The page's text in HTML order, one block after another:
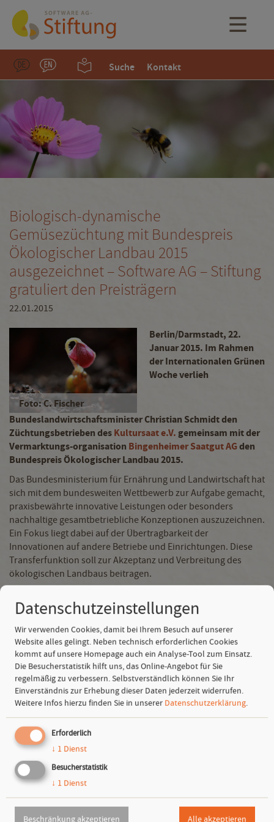
Suche Kontakt
Biologisch-dynamische
Gemüsezüchtung mit Bundespreis
Ökologischer Landbau 2015
ausgezeichnet – Software AG – Stiftung
gratuliert den Preisträgern
22.01.2015
Foto: C. Fischer
Berlin/Darmstadt, 22.
Januar 2015. Im Rahmen
der Internationalen Grünen
Woche verlieh
Bundeslandwirtschaftsminister Christian Schmidt den
Züchtungsbetrieben desKultursaat e.V.gemeinsam mit der
Vermarktungs-organisation Bingenheimer Saatgut AGden
Bundespreis Ökologischer Landbau 2015.
Das Bundesministerium für Ernährung und Landwirtschaft hat
sich mit dem bundesweiten Wettbewerb zur Aufgabe gemacht,
praxisbewährte innovative Leistungen oder besonders
nachhaltige gesamtbetriebliche Konzeptionen auszuzeichnen.
Ein Fokus liegt dabei auf der Übertragbarkeit der
Innovationen auf andere Betriebe und Einrichtungen. Diese
Transferfunktion soll zur Akzeptanz und Verbreitung des
ökologischen Landbaus beitragen.
denn sie setzen sich für das Saatgut als Kulturgut ein, das für
alle zugänglich ist“, betont Sebastian Bauer, Projektleiter bei
der Software AG – Stiftung, anlässlich der Preisverleihung.
Damit werde mit überzeugenden Alternativen und
Züchtungsmethoden dem Verlust von Biodiversität im
Gemüsebau sowie einer Tendenz zur Monopolisierung des
globalen Saatgutmarktes entgegengetreten. „Wir gratulieren
den Preisträgern zur Ehrung ihrer herausragenden Arbeit für
die biodynamische und ökologische Saatgutzüchtung“, so
Bauer.
Die Software AG – Stiftung unterstützt seit 2001 mit jährlich
durchschnittlich 520 000 Euro gemeinnützige Forschung im
Bereich Saatgut und ist über eine langjährige und
vertrauensvolle Zusammenarbeit mit den Preisträgern
verbunden.
Datenschutzeinstellungen
Wir verwenden Cookies, damit bei Ihrem Besuch auf unserer
Website alles gelingt. Neben technisch erforderlichen Cookies
kommt auf unsere Homepage auch ein Analyse-Tool zum Einsatz.
Die Besucherstatistik hilft uns, das Online-Angebot für Sie
regelmäßig zu verbessern. Selbstverständlich können Sie Ihr
Einverständnis zur Erhebung dieser Daten jederzeit widerrufen.
Weitere Infos hierzu finden Sie in unserer Datenschutzerklärung.
Erforderlich
↓ 1 Dienst
Besucherstatistik
↓ 1 Dienst
Beschränkung akzeptieren Alle akzeptieren